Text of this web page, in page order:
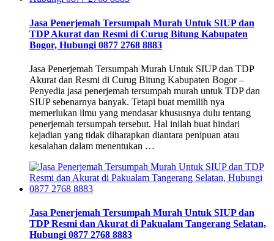
Jasa Penerjemah Tersumpah Murah Untuk SIUP dan
TDP Akurat dan Resmi di Curug Bitung Kabupaten
Bogor, Hubungi 0877 2768 8883
Jasa Penerjemah Tersumpah Murah Untuk SIUP dan TDP
Akurat dan Resmi di Curug Bitung Kabupaten Bogor –
Penyedia jasa penerjemah tersumpah murah untuk TDP dan
SIUP sebenarnya banyak. Tetapi buat memilih nya
memerlukan ilmu yang mendasar khususnya dulu tentang
penerjemah tersumpah tersebut. Hal inilah buat hindari
kejadian yang tidak diharapkan diantara penipuan atau
kesalahan dalam menentukan …
Jasa Penerjemah Tersumpah Murah Untuk SIUP dan
TDP Resmi dan Akurat di Pakualam Tangerang Selatan,
Hubungi 0877 2768 8883